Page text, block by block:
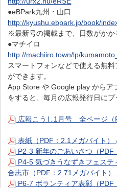
●eBPark九州・山口
http://kyushu.ebpark.jp/book/
※最新号の掲載まで、日数がかか
●マチイロ
http://machiiro.town/lp/
スマートフォンなどで使える無
ができます。
App Store や Google play からア
をすると、毎月の広報発行日にプ
広報こうし1月号 全ページ
表紙（PDF：2.1メガバイト）
P2-3 新年のごあいさつ（
P4-5 気づきうなずきフェス
合志市（PDF：2.71メガバイト）
P6-7 ボランティア表彰（